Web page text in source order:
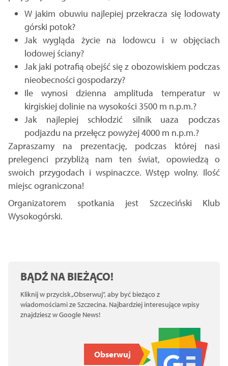
W jakim obuwiu najlepiej przekracza się lodowaty
górski potok?
Jak wygląda życie na lodowcu i w objęciach
lodowej ściany?
Jak jaki potrafią obejść się z obozowiskiem podczas
nieobecności gospodarzy?
Ile wynosi dzienna amplituda temperatur w
kirgiskiej dolinie na wysokości 3500 m n.p.m.?
Jak najlepiej schłodzić silnik uaza podczas
podjazdu na przełęcz powyżej 4000 m n.p.m.?
Zapraszamy na prezentację, podczas której nasi
prelegenci przybliżą nam ten świat, opowiedzą o
swoich przygodach i wspinaczce. Wstęp wolny. Ilość
miejsc ograniczona!
Organizatorem spotkania jest Szczeciński Klub
Wysokogórski.
BĄDŹ NA BIEŻĄCO!
Kliknij w przycisk „Obserwuj”, aby być bieżąco z
wiadomościami ze Szczecina. Najbardziej interesujące wpisy
znajdziesz w Google News!
Obserwuj